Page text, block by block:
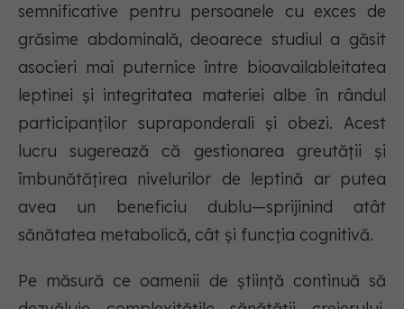
semnificative pentru persoanele cu exces de
grăsime abdominală, deoarece studiul a găsit
asocieri mai puternice între bioavailableitatea
leptinei și integritatea materiei albe în rândul
participanților supraponderali și obezi. Acest
lucru sugerează că gestionarea greutății și
îmbunătățirea nivelurilor de leptină ar putea
avea un beneficiu dublu—sprijinind atât
sănătatea metabolică, cât și funcția cognitivă.
Pe măsură ce oamenii de știință continuă să